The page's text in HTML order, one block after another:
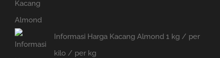
Informasi Harga Kacang Almond 1 kg / per
kilo / per kg